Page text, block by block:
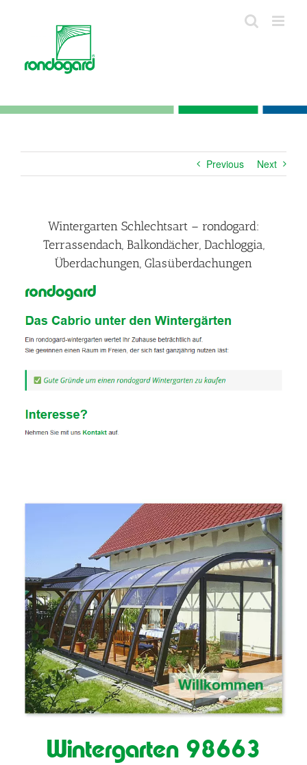
Previous Next
Wintergarten Schlechtsart – rondogard:
Terrassendach, Balkondächer, Dachloggia,
Überdachungen, Glasüberdachungen
Wintergarten 98663